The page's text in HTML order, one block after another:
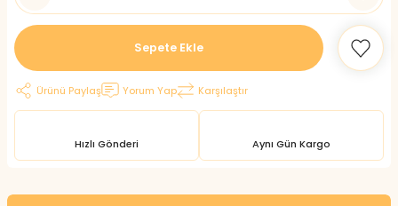
Sepete Ekle
Ürünü Paylaş Yorum Yap Karşılaştır
Hızlı Gönderi Aynı Gün Kargo